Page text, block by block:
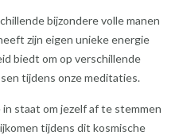
bijzondere volle manen
zijn eigen unieke energie
biedt om op verschillende
tijdens onze meditaties.
staat om jezelf af te stemmen
tijdens dit kosmische